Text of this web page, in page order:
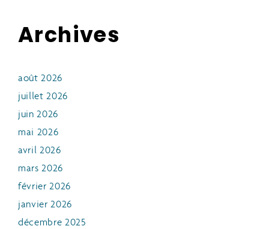
Archives
août 2026
juillet 2026
juin 2026
mai 2026
avril 2026
mars 2026
février 2026
janvier 2026
décembre 2025